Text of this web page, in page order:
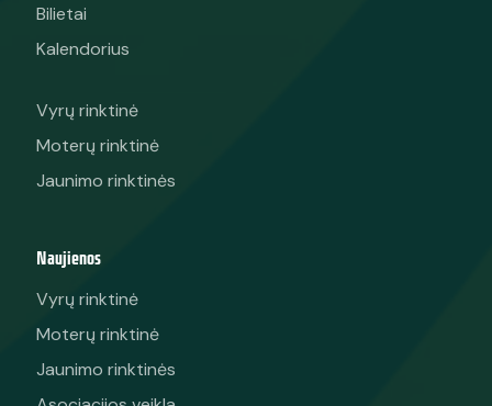
Bilietai
Kalendorius
Vyrų rinktinė
Moterų rinktinė
Jaunimo rinktinės
Naujienos
Vyrų rinktinė
Moterų rinktinė
Jaunimo rinktinės